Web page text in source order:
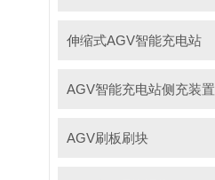
伸缩式AGV智能充电站
AGV智能充电站侧充装置
AGV刷板刷块